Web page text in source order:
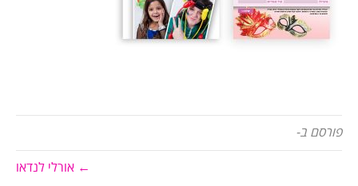
פורסם ב-
← אורלי לנדאו